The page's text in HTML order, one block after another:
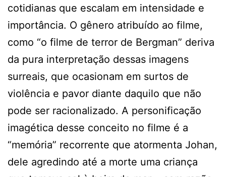
cotidianas que escalam em intensidade e
importância. O gênero atribuído ao filme,
como “o filme de terror de Bergman” deriva
da pura interpretação dessas imagens
surreais, que ocasionam em surtos de
violência e pavor diante daquilo que não
pode ser racionalizado. A personificação
imagética desse conceito no filme é a
“memória” recorrente que atormenta Johan,
dele agredindo até a morte uma criança